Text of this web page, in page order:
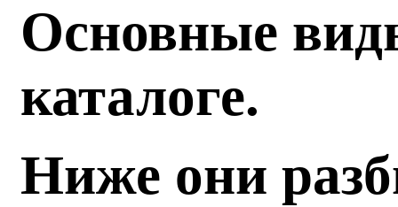
Основные
каталоге.
Ниже они